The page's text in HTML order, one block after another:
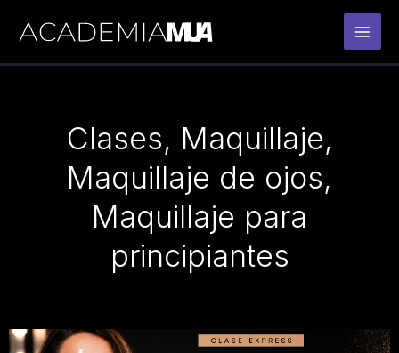
Clases, Maquillaje,
Maquillaje de ojos,
Maquillaje para
principiantes
PagePage Page